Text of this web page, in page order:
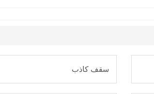
سقف کاذب